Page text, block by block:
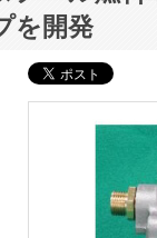
を開発